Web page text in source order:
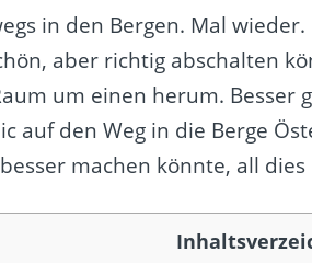
in den Bergen. Mal
aber richtig abschalten
um einen herum. Besser
auf den Weg in die Berge
machen könnte, all